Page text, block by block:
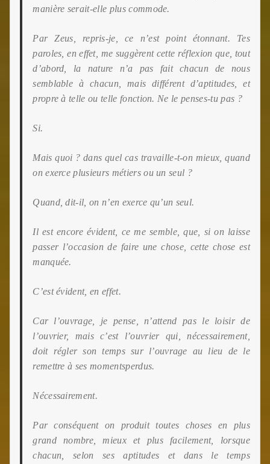
manière serait-elle plus commode.
Par Zeus, repris-je, ce n’est point étonnant. Tes
paroles, en effet, me suggèrent cette réflexion que, tout
d’abord, la nature n’a pas fait chacun de nous
semblable à chacun,mais différent d’aptitudes, et
propre à telle ou telle fonction. Ne le penses-tu pas ?
Si.
Mais quoi ? dans quel cas travaille-t-on mieux, quand
on exerce plusieurs métiers ou un seul ?
Quand, dit-il, on n’en exerce qu’un seul.
Il est encore évident, ce me semble, que, si on laisse
passer l’occasion de faire une chose, cette chose est
manquée.
C’est évident, en effet.
Car l’ouvrage, je pense, n’attend pas le loisir de
l’ouvrier, mais c’est l’ouvrier qui, nécessairement,
doit régler son temps sur l’ouvrage au lieu de le
remettre à ses momentsperdus.
Nécessairement.
Par conséquent on produit toutes choses en plus
grand nombre, mieux et plus facilement, lorsque
chacun, selon ses aptitudes et dans le temps